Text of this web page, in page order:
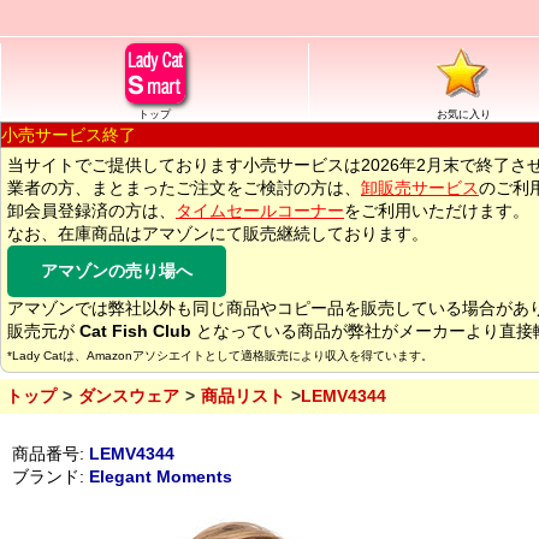
トップ お気に入り
小売サービス終了
当サイトでご提供しております小売サービスは2026年2月末で終了さ
業者の方、まとまったご注文をご検討の方は、 卸販売サービスのご利
卸会員登録済の方は、
タイムセールコーナーをご利用いただけます。
なお、在庫商品はアマゾンにて販売継続しております。
アマゾンの売り場へ
アマゾンでは弊社以外も同じ商品やコピー品を販売している場合があ
販売元が Cat Fish Club となっている商品が弊社がメーカーより直
*Lady Catは、Amazonアソシエイトとして適格販売により収入を得ています。
トップ ダンスウェア 商品リスト LEMV4344
商品番号: LEMV4344
ブランド: Elegant Moments